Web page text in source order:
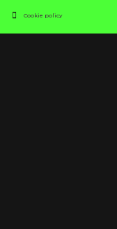
Cookie policy